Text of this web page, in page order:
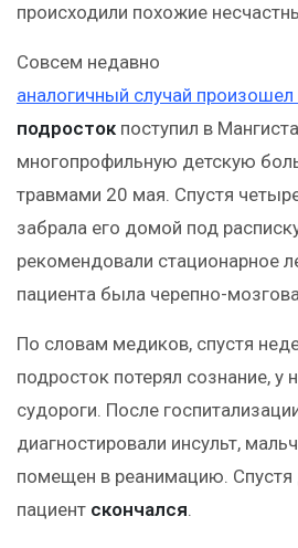
происходили похожие
Совсем недавно
аналогичный случай произошел
подросток поступил в
многопрофильную детскую
травмами 20 мая. Спустя
забрала его домой под
рекомендовали стационарное
пациента была черепно-
По словам медиков, спустя
подросток потерял сознание, у
судороги. После
диагностировали инсульт,
помещен в реанимацию. Спустя
пациент скончался.